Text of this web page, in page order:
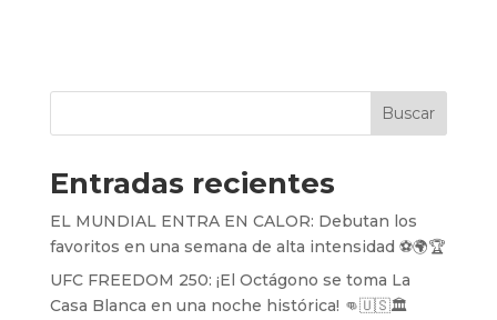
Buscar
Entradas recientes
EL MUNDIAL ENTRA EN CALOR: Debutan los
favoritos en una semana de alta intensidad ⚽️🌍🏆
UFC FREEDOM 250: ¡El Octágono se toma La
Casa Blanca en una noche histórica! 👊🇺🇸🏛️